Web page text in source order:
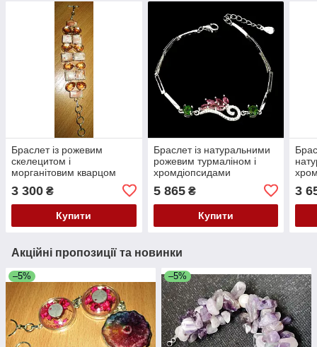
Браслет із рожевим
скелецитом і
морганітовим кварцом
3 300 ₴
Купити
Браслет із натуральними
рожевим турмаліном і
хромдіопсидами
5 865₴
Купити
3
Акційні пропозиції та новинки
–5% –5%